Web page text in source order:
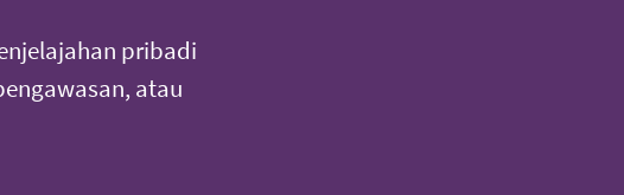
pribadi
atau